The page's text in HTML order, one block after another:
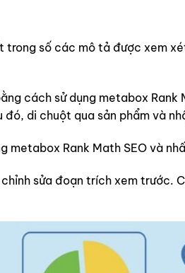
trong số các mô tả được xem
cách sử dụng metabox
đó, di chuột qua sản phẩm và
metabox Rank Math SEO và
sửa đoạn trích xem trước.